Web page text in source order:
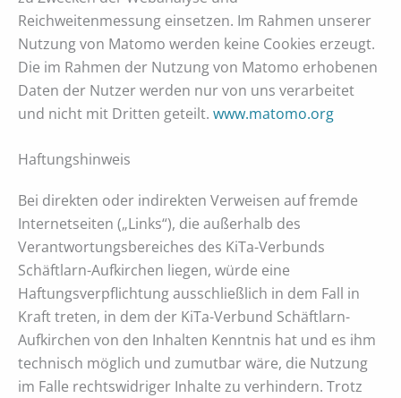
Reichweitenmessung einsetzen. Im Rahmen unserer
Nutzung von Matomo werden keine Cookies erzeugt.
Die im Rahmen der Nutzung von Matomo erhobenen
Daten der Nutzer werden nur von uns verarbeitet
und nicht mit Dritten geteilt. www.matomo.org
Haftungshinweis
Bei direkten oder indirekten Verweisen auf fremde
Internetseiten („Links“), die außerhalb des
Verantwortungsbereiches des KiTa-Verbunds
Schäftlarn-Aufkirchen liegen, würde eine
Haftungsverpflichtung ausschließlich in dem Fall in
Kraft treten, in dem der KiTa-Verbund Schäftlarn-
Aufkirchen von den Inhalten Kenntnis hat und es ihm
technisch möglich und zumutbar wäre, die Nutzung
im Falle rechtswidriger Inhalte zu verhindern. Trotz